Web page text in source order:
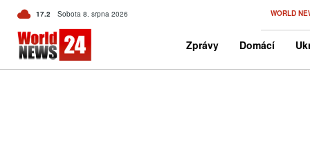
17.2 C Czech
Sobota 8. srpna 2026 WORLD
Zprávy Domácí